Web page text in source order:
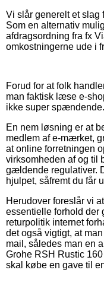
Vi slår generelt et slag
Som en alternativ
afdragsordning fra fx
omkostningerne ude i
Forud for at folk
man faktisk læse e-
ikke super spændende.
En nem løsning er at
medlem af e-mærket,
at online forretningen
virksomheden af og til
gældende regulativer.
hjulpet, såfremt du får
Herudover foreslår vi
essentielle forhold der
returpolitik internet
det også vigtigt, at
mail, således man en
Grohe RSH Rustic
skal købe en gave til